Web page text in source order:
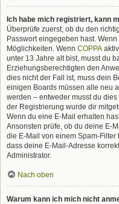
Ich habe mich registriert, kann
Überprüfe zuerst, ob du den
Passwort eingegeben hast.
Möglichkeiten. Wenn COPPA
unter 13 Jahre alt bist, musst du
Erziehungsberechtigten den
dies nicht der Fall ist, muss dein
einigen Boards müssen alle neu
werden – entweder musst du
der Registrierung wurde dir
Wenn du eine E-Mail erhalten
Ansonsten prüfe, ob du deine E-
die E-Mail von einem Spam-
dass deine E-Mail-Adresse
Administrator.
Nach oben
Warum kann ich mich nicht